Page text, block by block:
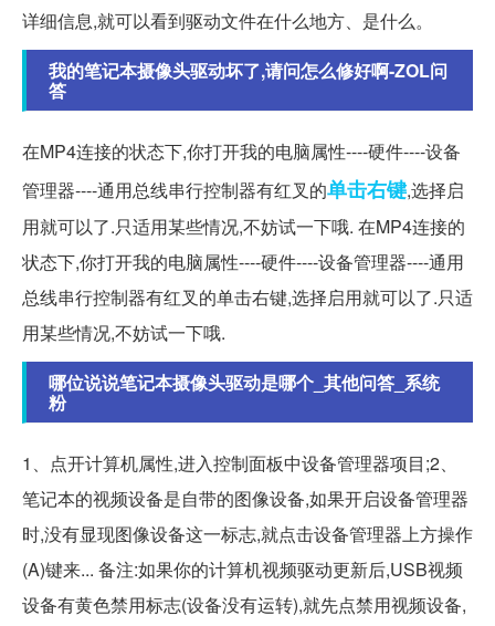
详细信息,就可以看到驱动文件在什么地方、是什么。
我的笔记本摄像头驱动坏了,请问怎么修好啊-ZOL问
答
在MP4连接的状态下,你打开我的电脑属性----硬件----设备
管理器----通用总线串行控制器有红叉的单击右键,选择启
用就可以了.只适用某些情况,不妨试一下哦. 在MP4连接的
状态下,你打开我的电脑属性----硬件----设备管理器----通用
总线串行控制器有红叉的单击右键,选择启用就可以了.只适
用某些情况,不妨试一下哦.
哪位说说笔记本摄像头驱动是哪个_其他问答_系统
粉
1、点开计算机属性,进入控制面板中设备管理器项目;2、
笔记本的视频设备是自带的图像设备,如果开启设备管理器
时,没有显现图像设备这一标志,就点击设备管理器上方操作
(A)键来... 备注:如果你的计算机视频驱动更新后,USB视频
设备有黄色禁用标志(设备没有运转),就先点禁用视频设备,